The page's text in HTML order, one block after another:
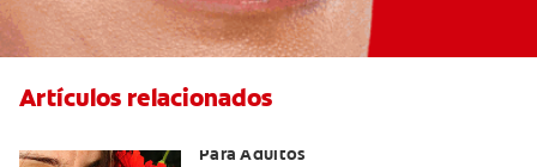
Artículos relacionados
Para Adultos